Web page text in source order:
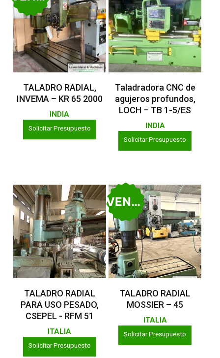
Leer Más
TALADRO RADIAL,
INVEMA – KR 65 2000
INDIA
Solicitar Presupuesto
Leer Más
Taladradora CNC de
agujeros profundos,
LOCH – TB 1-5/ES
INDIA
Solicitar Presupuesto
TALADRO RADIAL
PARA USO PESADO,
CSEPEL - RFM 51
ITALIA
Solicitar Presupuesto
VENDIDO
TALADRO RADIAL
MOSSIER – 45
ITALIA
Solicitar Presupuesto